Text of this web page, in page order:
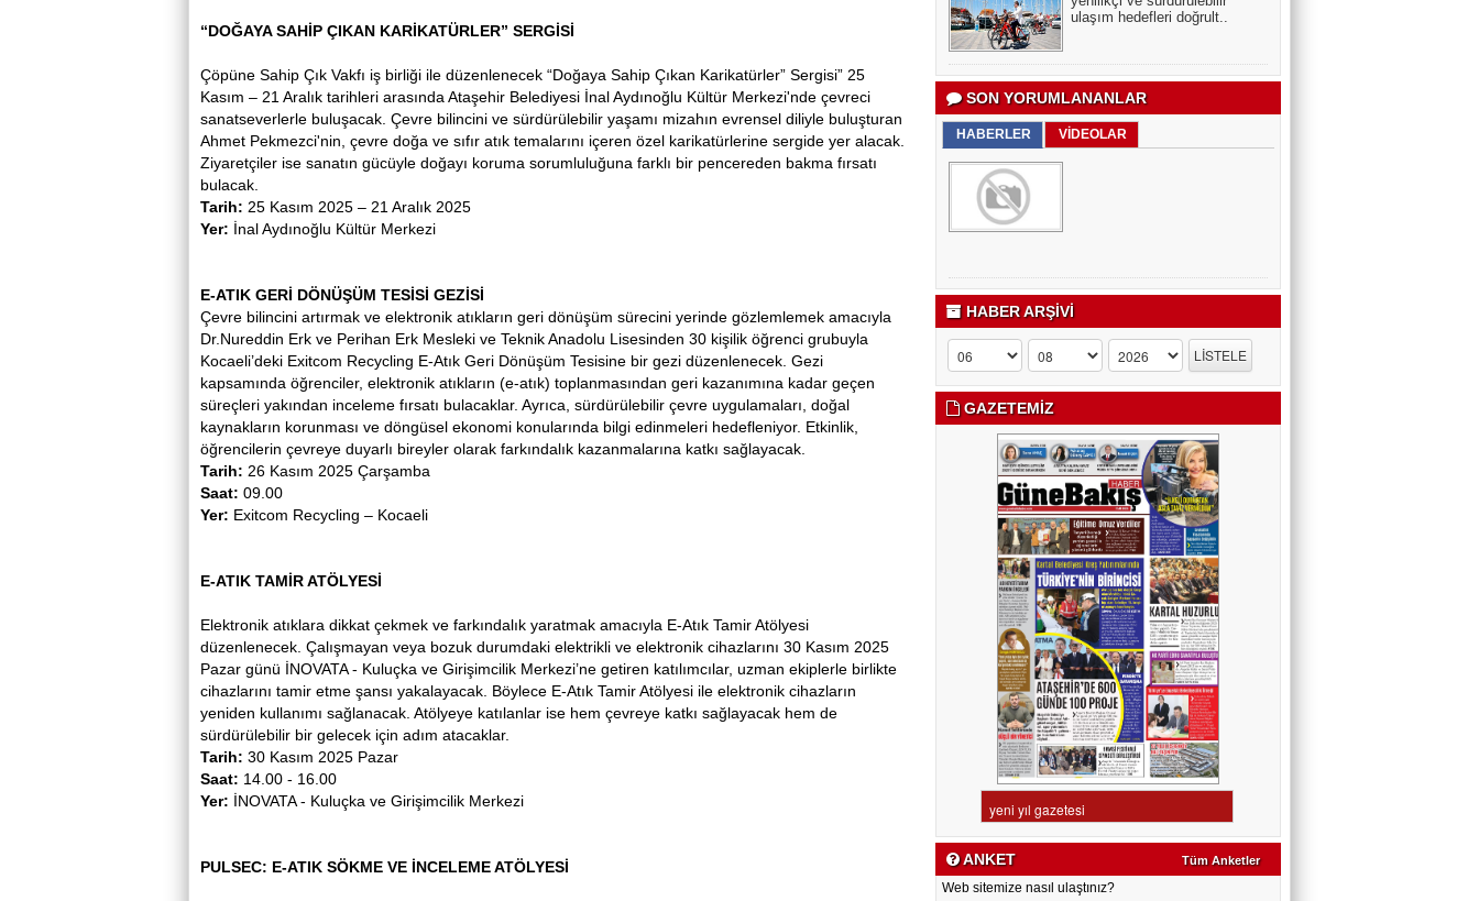
“DOĞAYA SAHİP ÇIKAN KARİKATÜRLER” SERGİSİ
Çöpüne Sahip Çık Vakfı iş birliği ile düzenlenecek “Doğaya Sahip Çıkan Karikatürler” Sergisi” 25
Kasım – 21 Aralık tarihleri ​​arasında Ataşehir Belediyesi İnal Aydınoğlu Kültür Merkezi'nde çevreci
sanatseverlerle buluşacak. Çevre bilincini ve sürdürülebilir yaşamı mizahın evrensel diliyle buluşturan
Ahmet Pekmezci'nin, çevre doğa ve sıfır atık temalarını içeren özel karikatürlerine sergide yer alacak.
Ziyaretçiler ise sanatın gücüyle doğayı koruma sorumluluğuna farklı bir pencereden bakma fırsatı
bulacak.
Tarih: 25 Kasım 2025 – 21 Aralık 2025
Yer: İnal Aydınoğlu Kültür Merkezi
E-ATIK GERİ DÖNÜŞÜM TESİSİ GEZİSİ
Çevre bilincini artırmak ve elektronik atıkların geri dönüşüm sürecini yerinde gözlemlemek amacıyla
Dr.Nureddin Erk ve Perihan Erk Mesleki ve Teknik Anadolu Lisesinden 30 kişilik öğrenci grubuyla
Kocaeli’deki Exitcom Recycling E-Atık Geri Dönüşüm Tesisine bir gezi düzenlenecek. Gezi
kapsamında öğrenciler, elektronik atıkların (e-atık) toplanmasından geri kazanımına kadar geçen
süreçleri yakından inceleme fırsatı bulacaklar. Ayrıca, sürdürülebilir çevre uygulamaları, doğal
kaynakların korunması ve döngüsel ekonomi konularında bilgi edinmeleri hedefleniyor. Etkinlik,
öğrencilerin çevreye duyarlı bireyler olarak farkındalık kazanmalarına katkı sağlayacak.
Tarih: 26 Kasım 2025 Çarşamba
Saat: 09.00
Yer: Exitcom Recycling – Kocaeli
E-ATIK TAMİR ATÖLYESİ
Elektronik atıklara dikkat çekmek ve farkındalık yaratmak amacıyla E-Atık Tamir Atölyesi
düzenlenecek. Çalışmayan veya bozuk durumdaki elektrikli ve elektronik cihazlarını 30 Kasım 2025
Pazar günü İNOVATA - Kuluçka ve Girişimcilik Merkezi’ne getiren katılımcılar, uzman ekiplerle birlikte
cihazlarını tamir etme şansı yakalayacak. Böylece E-Atık Tamir Atölyesi ile elektronik cihazların
yeniden kullanımı sağlanacak. Atölyeye katılanlar ise hem çevreye katkı sağlayacak hem de
sürdürülebilir bir gelecek için adım atacaklar.
Tarih: 30 Kasım 2025 Pazar
Saat: 14.00 - 16.00
Yer: İNOVATA - Kuluçka ve Girişimcilik Merkezi
PULSEC: E-ATIK SÖKME VE İNCELEME ATÖLYESİ
ulaşım hedefleri doğrult..
SON YORUMLANANLAR
HABERLER VİDEOLAR
HABER ARŞİVİ
GAZETEMİZ
ANKET Tüm Anketler
Web sitemize nasıl ulaştınız?